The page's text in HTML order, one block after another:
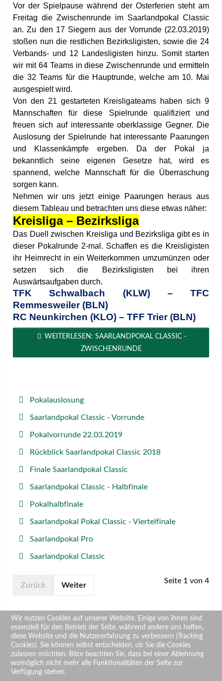
Vor der Spielpause während der Osterferien steht am
Freitag die Zwischenrunde im Saarlandpokal Classic
an. Zu den 17 Siegern aus der Vorrunde (22.03.2019)
stoßen nun die restlichen Bezirksligisten, sowie die 24
Verbands- und 12 Landesligisten hinzu. Somit starten
wir mit 64 Teams in diese Zwischenrunde und ermitteln
die 32 Teams für die Hauptrunde, welche am 10. Mai
ausgespielt wird.
Von den 21 gestarteten Kreisligateams haben sich 9
Mannschaften für diese Spielrunde qualifiziert und
freuen sich auf interessante oberklassige Gegner. Die
Auslosung der Spielrunde hat interessante Paarungen
und Klassenkämpfe ergeben. Da der Pokal ja
bekanntlich seine eigenen Gesetze hat, wird es
spannend, welche Mannschaft für die Überraschung
sorgen kann.
Nehmen wir uns jetzt einige Paarungen heraus aus
diesem Tableau und betrachten uns diese etwas näher:
Kreisliga – Bezirksliga
Das Duell zwischen Kreisliga und Bezirksliga gibt es in
dieser Pokalrunde 2-mal. Schaffen es die Kreisligisten
ihr Heimrecht in ein Weiterkommen umzumünzen oder
setzen sich die Bezirksligisten bei ihren
Auswärtsaufgaben durch.
TFK Schwalbach (KLW) – TFC
Remmesweiler (BLN)
RC Neunkirchen (KLO) – TFF Trier (BLN)
WEITERLESEN: SAARLANDPOKAL CLASSIC -
ZWISCHENRUNDE
Pokalauslosung
Saarlandpokal Classic - Vorrunde
Pokalvorrunde 22.03.2019
Rückblick Saarlandpokal Classic 2018
Finale Saarlandpokal Classic
Saarlandpokal Classic - Halbfinale
Pokalhalbfinale
Saarlandpokal Pokal Classic - Viertelfinale
Saarlandpokal Pro
Saarlandpokal Classic
Seite 1 von 4
Zurück Weiter
Top
Wir nutzen Cookies auf unserer Website. Einige von ihnen sind
essenziell für den Betrieb der Seite, während andere uns helfen,
diese Website und die Nutzererfahrung zu verbessern (Tracking
Cookies). Sie können selbst entscheiden, ob Sie die Cookies
zulassen möchten. Bitte beachten Sie, dass bei einer Ablehnung
womöglich nicht mehr alle Funktionalitäten der Seite zur
Verfügung stehen.